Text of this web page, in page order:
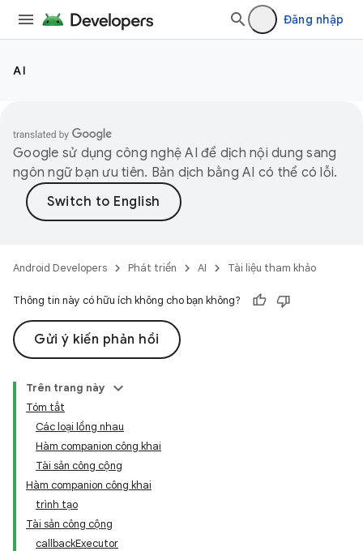
Đăng nhập
AI
Google sử dụng công nghệ AI để dịch nội dung sang
ngôn ngữ bạn ưu tiên. Bản dịch bằng AI có thể có lỗi.
Android Developers Phát triển AI Tài liệu tham khảo
Thông tin này có hữu ích không cho bạn không?
Gửi ý kiến phản hồi
Trên trang này
Tóm tắt
Các loại lồng nhau
Hàm companion công khai
Tài sản công cộng
Hàm companion công khai
trình tạo
Tài sản công cộng
callbackExecutor